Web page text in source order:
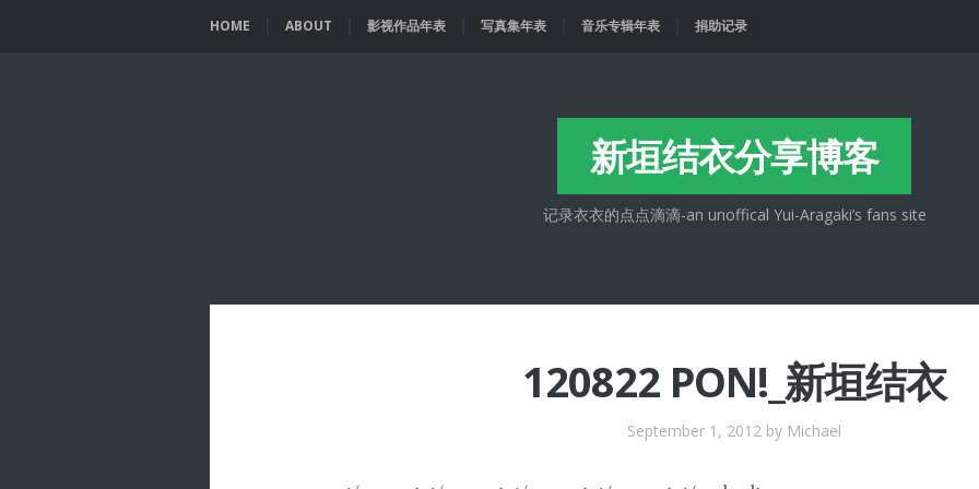
HOME ABOUT 影视作品年表 写真集年表 音乐专辑年表 捐助记录
新垣结衣分享博客
记录衣衣的点点滴滴-an unoffical Yui-Aragaki’s fans site
120822 PON!_新垣结衣
September 1, 2012 by Michael